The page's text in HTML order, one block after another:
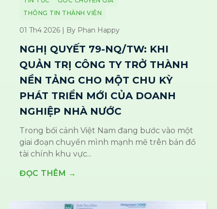
THÔNG TIN THÀNH VIÊN
01 Th4 2026 | By Phan Happy
NGHỊ QUYẾT 79-NQ/TW: KHI
QUẢN TRỊ CÔNG TY TRỞ THÀNH
NỀN TẢNG CHO MỘT CHU KỲ
PHÁT TRIỂN MỚI CỦA DOANH
NGHIỆP NHÀ NƯỚC
Trong bối cảnh Việt Nam đang bước vào một
giai đoạn chuyển mình mạnh mẽ trên bản đồ
tài chính khu vực...
ĐỌC THÊM →